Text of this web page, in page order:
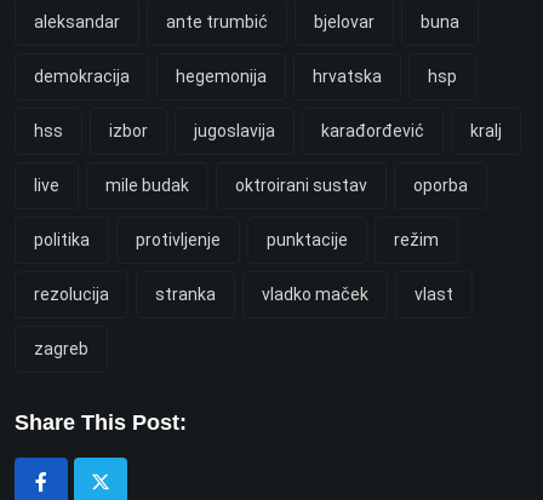
aleksandar ante trumbić bjelovar buna
demokracija hegemonija hrvatska hsp
hss izbor jugoslavija karađorđević kralj
live mile budak oktroirani sustav oporba
politika protivljenje punktacije režim
rezolucija stranka vladko maček vlast
zagreb
Share This Post: